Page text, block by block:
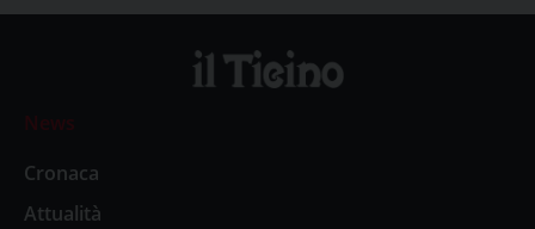
News
Cronaca
Attualità